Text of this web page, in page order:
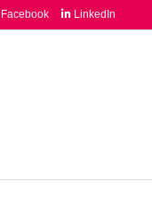
を広げ、誰もが自分らし
Facebook LinkedIn